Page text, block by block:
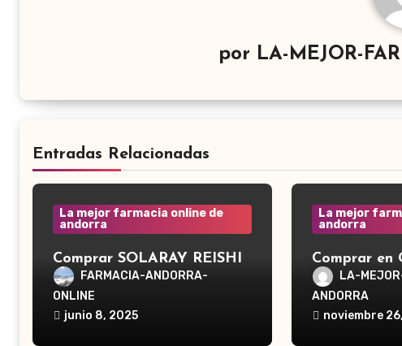
por LA-MEJOR-
Entradas Relacionadas
La mejor farmacia online de
andorra
Comprar SOLARAY REISHI
en GRAN FARMACIA
ANDORRA. El hongo Reishi,
cuyo nombre científico es
Ganoderma lucidum, es un
FARMACIA-ANDORRA-
ONLINE
junio 8, 2025
La mejor
andorra
Comprar en
Andorra
Irrigador
LA-
ANDORRA
noviembre